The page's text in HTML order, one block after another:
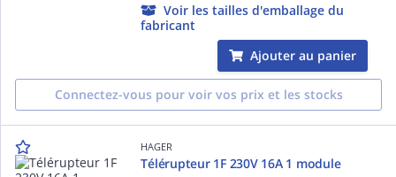
Voir les tailles d'emballage du
fabricant
Ajouter au panier
Connectez-vous pour voir vos prix et les stocks
HAGER
Télérupteur 1F 230V 16A 1 module